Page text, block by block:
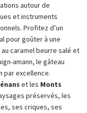
autour de
et instruments
Profitez d’un
pour goûter à une
caramel beurre salé et
amann, le gâteau
par excellence.
et les Monts
préservés, les
ses criques, ses